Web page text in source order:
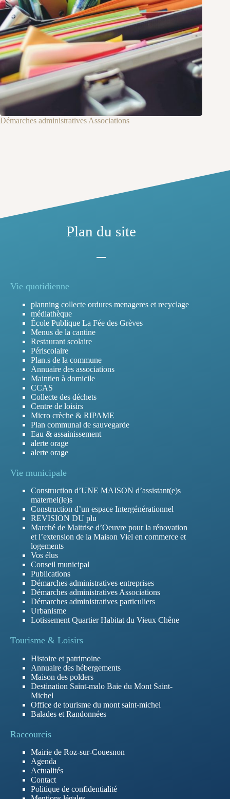
Démarches administratives Associations
Plan du site
Vie quotidienne
planning collecte ordures menageres et recyclage
médiathèque
École Publique La Fée des Grèves
Menus de la cantine
Restaurant scolaire
Périscolaire
Plan.s de la commune
Annuaire des associations
Maintien à domicile
CCAS
Collecte des déchets
Centre de loisirs
Micro crèche & RIPAME
Plan communal de sauvegarde
Eau & assainissement
alerte orage
alerte orage
Vie municipale
Construction d’UNE MAISON d’assistant(e)s
maternel(le)s
Construction d’un espace Intergénérationnel
REVISION DU plu
Marché de Maitrise d’Oeuvre pour la rénovation
et l’extension de la Maison Viel en commerce et
logements
Vos élus
Conseil municipal
Publications
Démarches administratives entreprises
Démarches administratives Associations
Démarches administratives particuliers
Urbanisme
Lotissement Quartier Habitat du Vieux Chêne
Tourisme & Loisirs
Histoire et patrimoine
Annuaire des hébergements
Maison des polders
Destination Saint-malo Baie du Mont Saint-
Michel
Office de tourisme du mont saint-michel
Balades et Randonnées
Raccourcis
Mairie de Roz-sur-Couesnon
Agenda
Actualités
Contact
Politique de confidentialité